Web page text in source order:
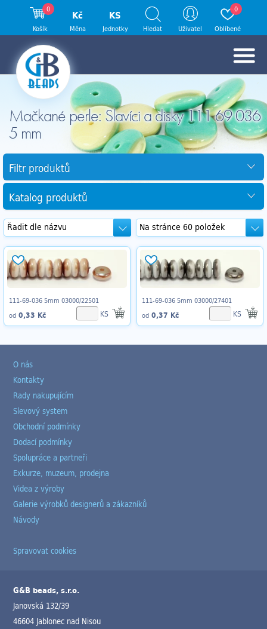
Mačkané perle: Slavíci a disky 111 69 036
5 mm
Filtr produktů
Katalog produktů
111-69-036 5mm 03000/22501
od 0,33 Kč KS
111-69-036 5mm 03000/27401
od 0,37 Kč KS
0
Košík
Kč
Měna
KS
Jednotky Hledat Uživatel
0
Oblíbené
O nás
Kontakty
Rady nakupujícím
Slevový system
Obchodní podmínky
Dodací podmínky
Spolupráce a partneři
Exkurze, muzeum, prodejna
Videa z výroby
Galerie výrobků designerů a zákazníků
Návody
Spravovat cookies
G&B beads, s.r.o.
Janovská 132/39
46604 Jablonec nad Nisou